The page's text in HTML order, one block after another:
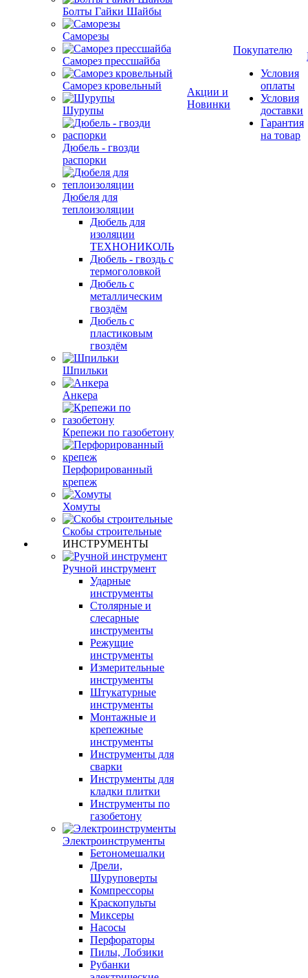
Болты Гайки Шайбы
Саморезы
Саморез прессшайба
Саморез кровельный
Шурупы
Дюбель - гвозди
распорки
Дюбеля для
теплоизоляции
Дюбель для
изоляции
ТЕХНОНИКОЛЬ
Дюбель - гвоздь с
термоголовкой
Дюбель с
металлическим
гвоздём
Дюбель с
пластиковым
гвоздём
Шпильки
Анкера
Крепежи по газобетону
Перфорированный
крепеж
Хомуты
Скобы строительные
ИНСТРУМЕНТЫ
Ручной инструмент
Ударные
инструменты
Столярные и
слесарные
инструменты
Режущие
инструменты
Измерительные
инструменты
Штукатурные
инструменты
Монтажные и
крепежные
инструменты
Инструменты для
сварки
Инструменты для
кладки плитки
Инструменты по
газобетону
Электроинструменты
Бетономешалки
Дрели,
Шуруповерты
Компрессоры
Краскопульты
Миксеры
Насосы
Перфораторы
Пилы, Лобзики
Рубанки
Акции и
Новинки
Покупателю
Условия
оплаты
Условия
доставки
Гарантия
на товар